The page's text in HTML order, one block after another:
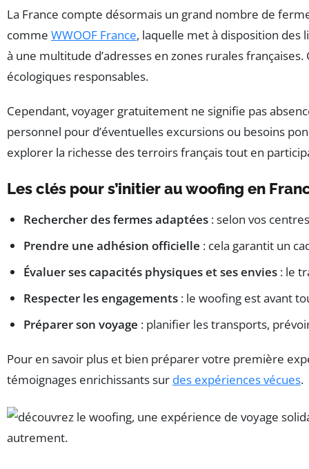
La France compte désormais un grand nombre de
comme WWOOF France, laquelle met à disposition des
à une multitude d’adresses en zones rurales
écologiques responsables.
Cependant, voyager gratuitement ne signifie pas
personnel pour d’éventuelles excursions ou besoins
explorer la richesse des terroirs français tout en
Les clés pour s’initier au woofing en
Rechercher des fermes adaptées : selon vos
Prendre une adhésion officielle : cela garantit un
Évaluer ses capacités physiques et ses envies : le
Respecter les engagements : le woofing est avant
Préparer son voyage : planifier les transports,
Pour en savoir plus et bien préparer votre première
témoignages enrichissants sur des expériences vécues.